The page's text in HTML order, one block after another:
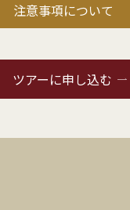
注意事項について
ツアーに申し込む